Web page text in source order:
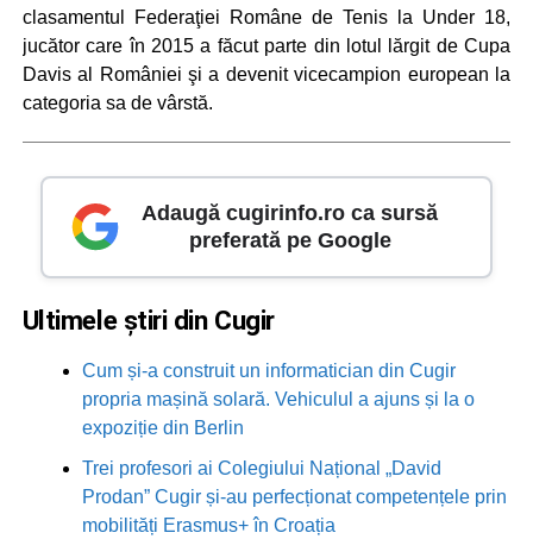
clasamentul Federaţiei Române de Tenis la Under 18,
jucător care în 2015 a făcut parte din lotul lărgit de Cupa
Davis al României şi a devenit vicecampion european la
categoria sa de vârstă.
Adaugă cugirinfo.ro ca sursă
preferată pe Google
Ultimele știri din Cugir
Cum și-a construit un informatician din Cugir
propria mașină solară. Vehiculul a ajuns și la o
expoziție din Berlin
Trei profesori ai Colegiului Național „David
Prodan” Cugir și-au perfecționat competențele prin
mobilități Erasmus+ în Croația